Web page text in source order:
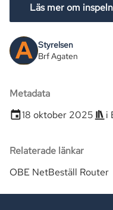
Styrelsen
Brf Agaten
Metadata
18 oktober 2025
i
Relaterade länkar
OBE NetBeställ Router
Läs mer om